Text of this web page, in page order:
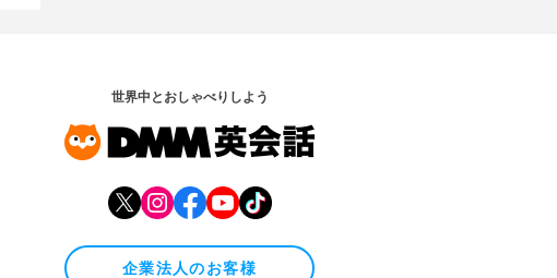
世界中とおしゃべりしよう
企業法人のお客様